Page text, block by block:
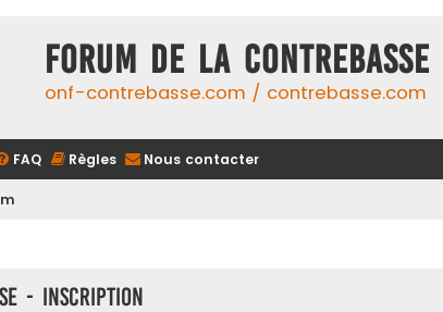
FORUM DE LA CONTREBASSE
onf-contrebasse.com / contrebasse.com
FAQ Règles Nous contacter
- Inscription